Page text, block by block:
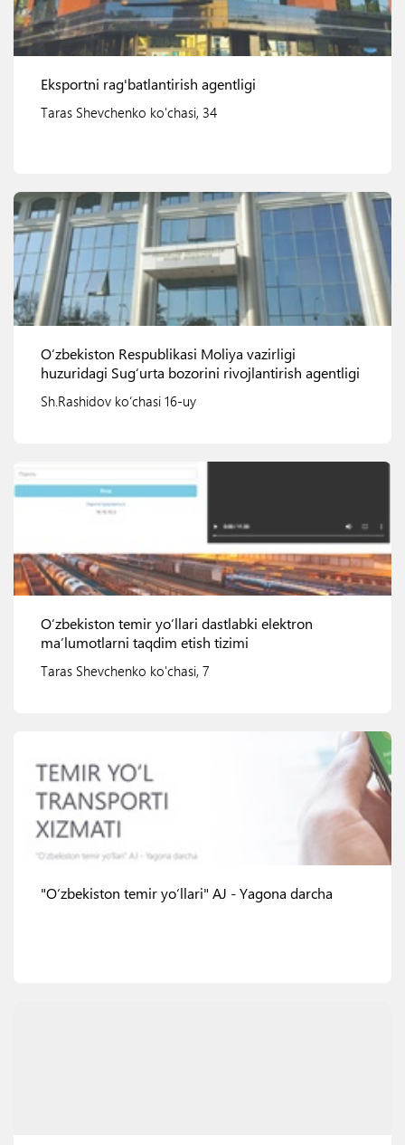
Eksportni rag'batlantirish agentligi
Taras Shevchenko ko'chasi, 34
Ko'rish
O‘zbekiston Respublikasi Moliya vazirligi
huzuridagi Sug‘urta bozorini rivojlantirish agentligi
Sh.Rashidov ko‘chasi 16-uy
Ko'rish
O‘zbekiston temir yo‘llari dastlabki elektron
ma’lumotlarni taqdim etish tizimi
Taras Shevchenko ko'chasi, 7
"O‘zbekiston temir yo‘llari" AJ - Yagona darcha